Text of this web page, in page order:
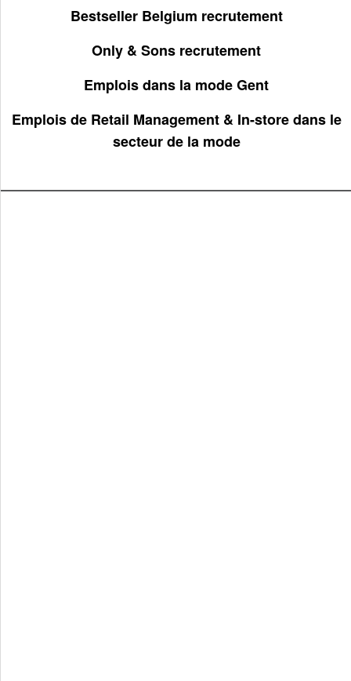
Bestseller Belgium recrutement
Only & Sons recrutement
Emplois dans la mode Gent
Emplois de Retail Management & In-store dans le
secteur de la mode